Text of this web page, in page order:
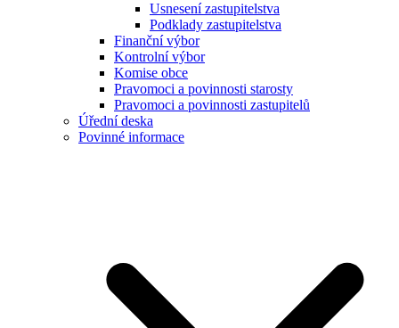
Usnesení zastupitelstva
Podklady zastupitelstva
Finanční výbor
Kontrolní výbor
Komise obce
Pravomoci a povinnosti starosty
Pravomoci a povinnosti zastupitelů
Úřední deska
Povinné informace